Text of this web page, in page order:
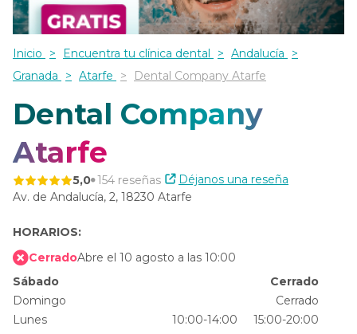
Inicio Encuentra tu clínica dental
Andalucía
Granada
Atarfe Dental Company Atarfe
Dental Company
Atarfe
5,0 154 reseñas
Déjanos una reseña
Av. de Andalucía, 2, 18230 Atarfe
HORARIOS:
CerradoAbre el 10 agosto a las 10:00
Sábado
Cerrado
Domingo
Cerrado
Lunes
10:00-14:00
15:00-20:00